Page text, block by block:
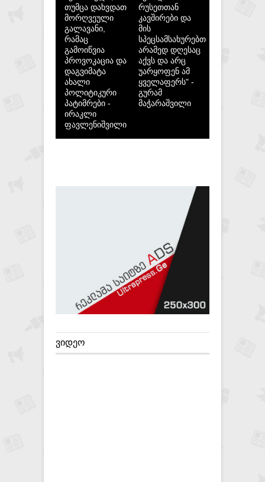
თუმცა დახვდათ
მორღვეული
გალავანი,
რამაც
გამოიწვია
პროვოკაცია და
დაგვიმატა
ახალი
პოლიტიკური
პატიმრები -
ირაკლი
ფავლენიშვილი
რუსეთთან
კავშირები და
მის
სპეცსამსახურებთან,
არამედ დღესაც
აქვს და არც
უარყოფენ ამ
ყველაფერს" -
გურამ
მაჭარაშვილი
ᲕᲘᲓᲔᲝ